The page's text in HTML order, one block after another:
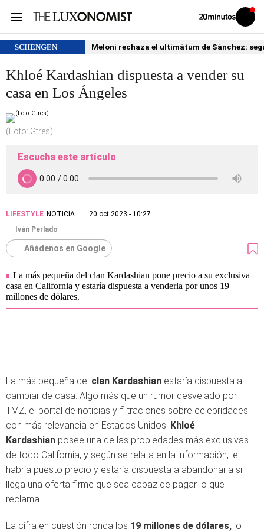
Volver
Iniciar
sesión
SCHENGEN Meloni rechaza el ultimátum de Sánchez:
Khloé Kardashian dispuesta a vender su
casa en Los Ángeles
(Foto: Gtres)
Escucha este artículo
LIFESTYLE NOTICIA
20 oct 2023 - 10:27
Iván Perlado
Añádenos en Google
La más pequeña del clan Kardashian pone precio a su exclusiva
casa en California y estaría dispuesta a venderla por unos 19
millones de dólares.
La más pequeña del clan Kardashian estaría dispuesta a
cambiar de casa. Algo más que un rumor desvelado por
TMZ, el portal de noticias y filtraciones sobre celebridades
con más relevancia en Estados Unidos. Khloé
Kardashian posee una de las propiedades más exclusivas
de todo California, y según se relata en la información, le
habría puesto precio y estaría dispuesta a abandonarla si
llega una oferta firme que sea capaz de pagar lo que
reclama.
La cifra en cuestión ronda los 19 millones de dólares, lo